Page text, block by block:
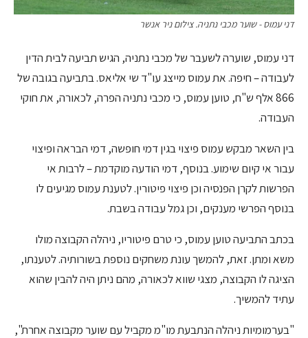
דני עמוס - שוער מכבי נתניה. צילום ניר אנשר
דני עמוס, שוערה לשעבר של מכבי נתניה, הגיש תביעה לבית הדין
לעבודה – חיפה. את עמוס מייצג עו"ד שי אליאס. בתביעה בגובה של
866 אלף ש"ח, טוען עמוס, כי מכבי נתניה הפרה, לכאורה, את חוקי
העבודה.
בין השאר מבקש עמוס פיצוי בגין דמי חופשה, דמי הבראה ופיצוי
עבור אי קיום שימוע. בנוסף, דמי הודעה מוקדמת – לרבות אי
הפרשות לקרן הפנסיה וכן פיצוי פיטורין. לטענת עמוס מגיעים לו
בנוסף הפרשי מענקים, וכן גמל עבודה בשבת.
בכתב התביעה טוען עמוס, כי טרם פיטוריו, ניהלה הקבוצה מולו
משא ומתן. זאת, להמשך עונת משחקים נוספת בשורותיה. לטענתו,
הציגה לו הקבוצה, מצגי שווא לכאורה, מהם ניתן היה להבין שהוא
עתיד להמשיך.
"בערמומיות ניהלה הנתבעת מו"מ מקביל עם שוער מקבוצה אחרת",